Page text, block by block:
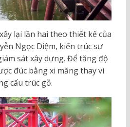
lại lần hai theo thiết kế của
Ngọc Diệm, kiến trúc sư
sát xây dựng. Để tăng độ
đúc bằng xi măng thay vì
cấu trúc gỗ.